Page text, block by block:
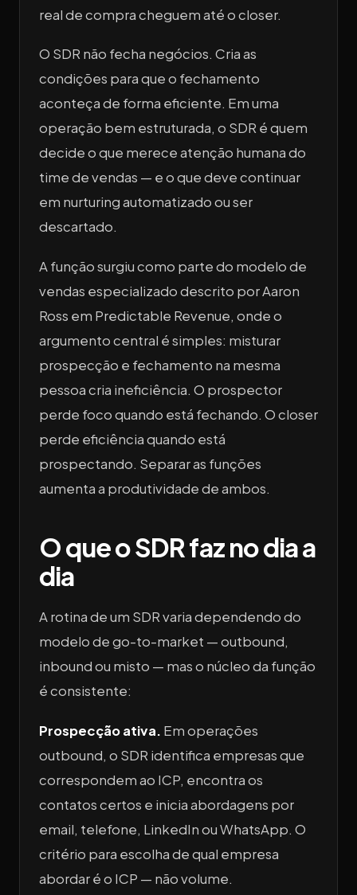
real de compra cheguem até o closer.
O SDR não fecha negócios. Cria as
condições para que o fechamento
aconteça de forma eficiente. Em uma
operação bem estruturada, o SDR é quem
decide o que merece atenção humana do
time de vendas — e o que deve continuar
em nurturing automatizado ou ser
descartado.
A função surgiu como parte do modelo de
vendas especializado descrito por Aaron
Ross em Predictable Revenue, onde o
argumento central é simples: misturar
prospecção e fechamento na mesma
pessoa cria ineficiência. O prospector
perde foco quando está fechando. O closer
perde eficiência quando está
prospectando. Separar as funções
aumenta a produtividade de ambos.
O que o SDR faz no dia a
dia
A rotina de um SDR varia dependendo do
modelo de go-to-market — outbound,
inbound ou misto — mas o núcleo da função
é consistente:
Prospecção ativa. Em operações
outbound, o SDR identifica empresas que
correspondem ao ICP, encontra os
contatos certos e inicia abordagens por
email, telefone, LinkedIn ou WhatsApp. O
critério para escolha de qual empresa
abordar é o ICP — não volume.